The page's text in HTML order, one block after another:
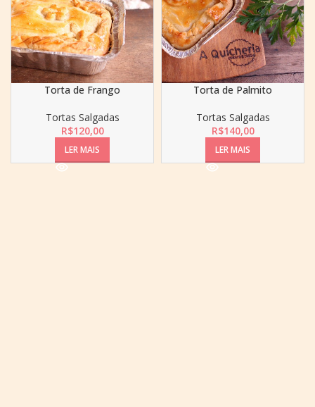
Torta de Frango
Tortas Salgadas
R$120,00
LER MAIS
Torta de Palmito
Tortas Salgadas
R$140,00
LER MAIS